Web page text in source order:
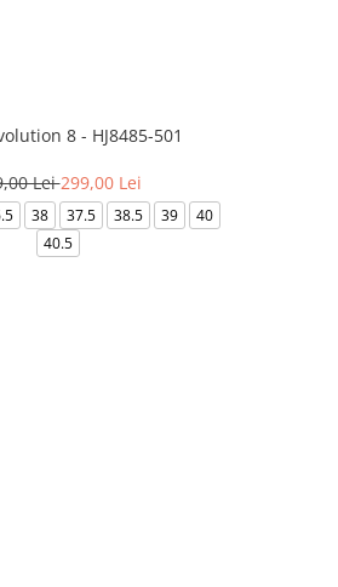
8 - HJ8485-501
Lei299,00 Lei
38 37.5 38.5 39
40
40.5